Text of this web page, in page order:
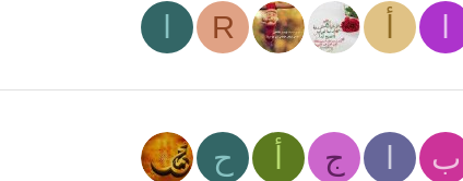
R
ب ج ح